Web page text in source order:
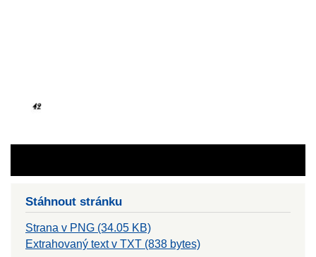
Stáhnout stránku
Strana v PNG (34.05 KB)
Extrahovaný text v TXT (838 bytes)